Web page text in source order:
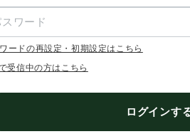
ードの再設定・初期設定はこちら
受信中の方はこちら
ログインす